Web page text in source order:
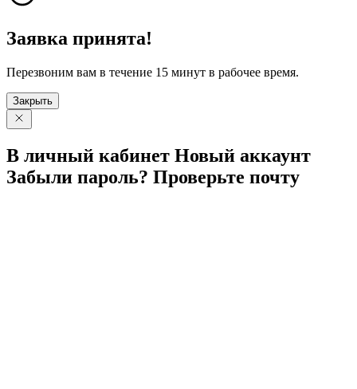
Заявка принята!
Перезвоним вам в течение 15 минут в рабочее время.
Закрыть
В личный кабинет Новый аккаунт
Забыли пароль? Проверьте почту